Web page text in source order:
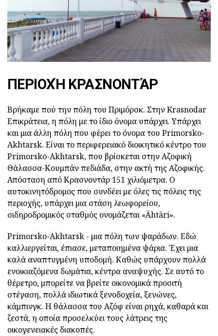
ΠΕΡΙΟΧΉ ΚΡΑΣΝΟΝΤΆΡ
Βρήκαμε πού την πόλη του Πριμόρσκ. Στην Krasnodar
Επικράτεια, η πόλη με το ίδιο όνομα υπάρχει. Υπάρχει
και μια άλλη πόλη που φέρει το όνομα του Primorsko-
Akhtarsk. Είναι το περιφερειακό διοικητικό κέντρο του
Primorsko-Akhtarsk, που βρίσκεται στην Αζοφική
Θάλασσα-Κουμπάν πεδιάδα, στην ακτή της Αζοφικής.
Απόσταση από Κρασνοντάρ 151 χιλιόμετρα. Ο
αυτοκινητόδρομος που συνδέει με όλες τις πόλεις της
περιοχής, υπάρχει μια στάση λεωφορείου,
σιδηροδρομικός σταθμός ονομάζεται «Ähtäri».
Primorsko-Akhtarsk - μια πόλη των ψαράδων. Εδώ
καλλιεργείται, έπιασε, μεταποιημένα ψάρια. Έχει μια
καλά αναπτυγμένη υποδομή. Καθώς υπάρχουν πολλά
ενοικιαζόμενα δωμάτια, κέντρα αναψυχής. Σε αυτό το
θέρετρο, μπορείτε να βρείτε οικονομικά προσιτή
στέγαση, πολλά ιδιωτικά ξενοδοχεία, ξενώνες,
κάμπινγκ. Η θάλασσα του Αζόφ είναι ρηχά, καθαρά και
ζεστά, η οποία προσελκύει τους λάτρεις της
οικογενειακές διακοπές.